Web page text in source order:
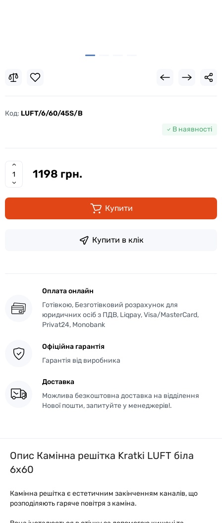
Код: LUFT/6/60/45S/B
В наявності
1198 грн.
Купити
Купити в клік
Оплата онлайн
Готівкою, Безготівковий розрахунок для
юридичних осіб з ПДВ, Liqpay, Visa/MasterCard,
Privat24, Monobank
Офіційна гарантія
Гарантія від виробника
Доставка
Можлива безкоштовна доставка на відділення
Нової пошти, запитуйте у менеджерів!.
Опис Камінна решітка Kratki LUFT біла
6x60
Камінна решітка є естетичним закінченням каналів, що
розподіляють гаряче повітря з каміна.